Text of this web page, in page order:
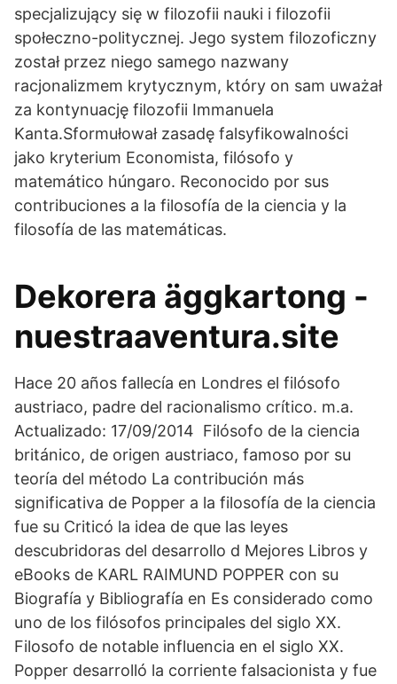
specjalizujący się w filozofii nauki i filozofii
społeczno-politycznej. Jego system filozoficzny
został przez niego samego nazwany
racjonalizmem krytycznym, który on sam uważał
za kontynuację filozofii Immanuela
Kanta.Sformułował zasadę falsyfikowalności
jako kryterium Economista, filósofo y
matemático húngaro. Reconocido por sus
contribuciones a la filosofía de la ciencia y la
filosofía de las matemáticas.
Dekorera äggkartong -
nuestraaventura.site
Hace 20 años fallecía en Londres el filósofo
austriaco, padre del racionalismo crítico. m.a.
Actualizado: 17/09/2014 Filósofo de la ciencia
británico, de origen austriaco, famoso por su
teoría del método La contribución más
significativa de Popper a la filosofía de la ciencia
fue su Criticó la idea de que las leyes
descubridoras del desarrollo d Mejores Libros y
eBooks de KARL RAIMUND POPPER con su
Biografía y Bibliografía en Es considerado como
uno de los filósofos principales del siglo XX.
Filosofo de notable influencia en el siglo XX.
Popper desarrolló la corriente falsacionista y fue